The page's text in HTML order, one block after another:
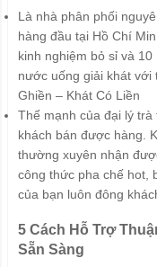
Là nhà phân phối
hàng đầu tại Hồ Chí
kinh nghiệm bỏ sỉ và
nước uống giải khát
Ghiền – Khát Có Liền
Thế mạnh của đại lý
khách bán được hàng.
thường xuyên nhận
công thức pha chế hot,
của bạn luôn đông
5 Cách Hỗ Trợ
Sẵn Sàng